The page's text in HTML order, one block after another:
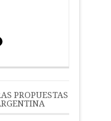
PROPUESTAS